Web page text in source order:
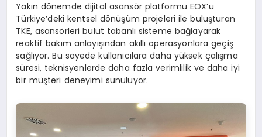
Yakın dönemde dijital asansör platformu EOX’u
Türkiye’deki kentsel dönüşüm projeleri ile buluşturan
TKE, asansörleri bulut tabanlı sisteme bağlayarak
reaktif bakım anlayışından akıllı operasyonlara geçiş
sağlıyor. Bu sayede kullanıcılara daha yüksek çalışma
süresi, teknisyenlerde daha fazla verimlilik ve daha iyi
bir müşteri deneyimi sunuluyor.